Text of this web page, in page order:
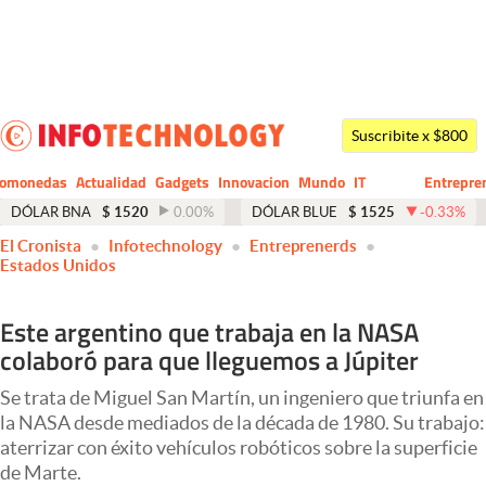
Dólar
Economía y Política
Finanzas y Mercados
Negocios
Columnistas
Otras secciones
Apertura
Suscribite x $800
Actualidad Gadgets Innovacion Mundo
CIO
IT
Business
DÓLAR BNA $ 1520 0.00% DÓLAR BLUE $ 1525 -0.33%
El Cronista Infotechnology
Entreprenerds
Estados Unidos
Este argentino que trabaja en la NASA
colaboró para que lleguemos a Júpiter
Se trata de Miguel San Martín, un ingeniero que triunfa en
la NASA desde mediados de la década de 1980. Su trabajo:
aterrizar con éxito vehículos robóticos sobre la superficie
de Marte.